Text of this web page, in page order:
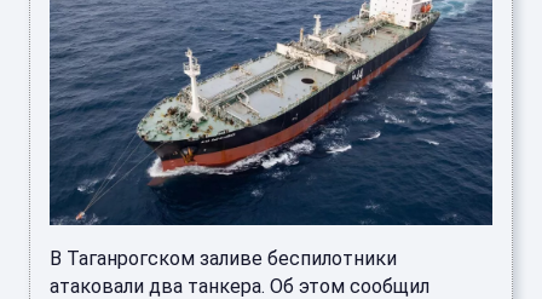
В Таганрогском заливе беспилотники
атаковали два танкера. Об этом сообщил